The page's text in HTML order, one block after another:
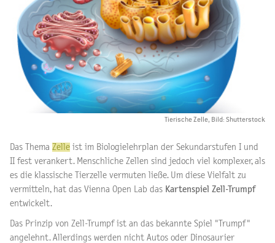
Tierische Zelle, Bild: Shutterstock
Das Thema Zelle ist im Biologielehrplan der Sekundarstufen I und
II fest verankert. Menschliche Zellen sind jedoch viel komplexer, als
es die klassische Tierzelle vermuten ließe. Um diese Vielfalt zu
vermitteln, hat das Vienna Open Lab das Kartenspiel Zell-Trumpf
entwickelt.
Das Prinzip von Zell-Trumpf ist an das bekannte Spiel "Trumpf"
angelehnt. Allerdings werden nicht Autos oder Dinosaurier